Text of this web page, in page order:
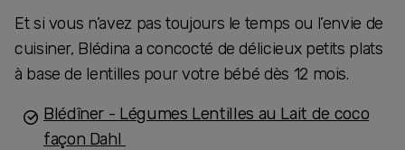
Et si vous n’avez pas toujours le temps ou l’envie de
cuisiner, Blédina a concocté de délicieux petits plats
à base de lentilles pour votre bébé dès 12 mois.
Blédîner - Légumes Lentilles au Lait de coco
façon Dahl